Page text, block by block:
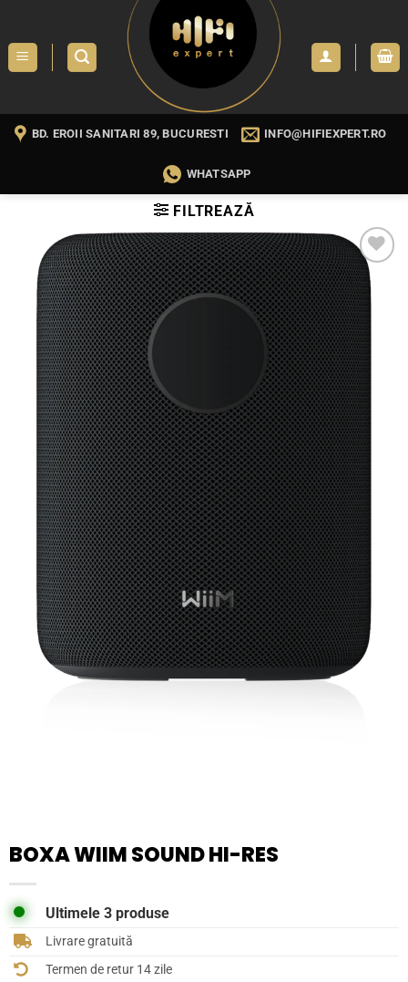
content
BD. EROII SANITARI 89, BUCURESTI INFO@HIFIEXPERT.RO
WHATSAPP
FILTREAZĂ
WISHLIST
BOXA WIIM SOUND HI-RES
Ultimele 3 produse
Livrare gratuită
Termen de retur 14 zile